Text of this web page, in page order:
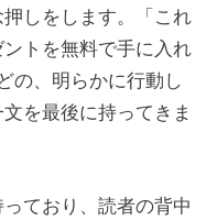
しをします。「これ
トを無料で手に入れ
の、明らかに行動し
を最後に持ってきま
ており、読者の背中